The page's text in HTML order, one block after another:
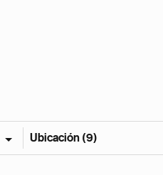
Ubicación (9)